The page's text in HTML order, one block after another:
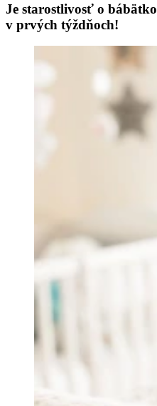
Je starostlivosť o
v prvých týždňoch!